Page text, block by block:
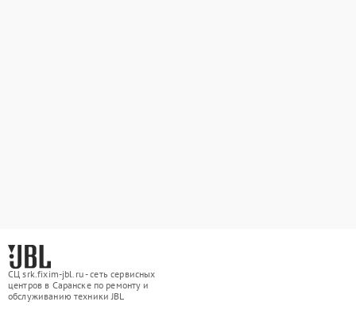
СЦ srk.fixim-jbl.ru - сеть сервисных
центров в Саранске по ремонту и
обслуживанию техники JBL